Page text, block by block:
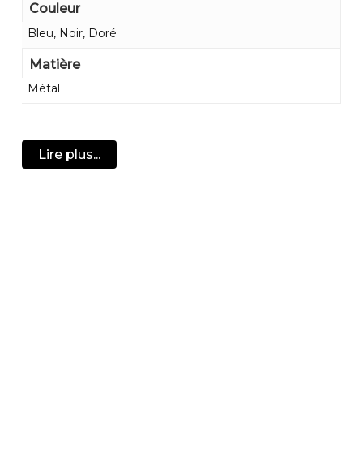
Couleur
Bleu, Noir, Doré
Matière
Métal
Lire plus...